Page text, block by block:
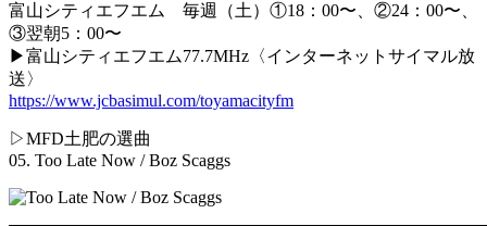
富山シティエフエム 毎週（土）①18：00〜、②24：00〜、
③翌朝5：00〜
▶︎富山シティエフエム77.7MHz〈インターネットサイマル放
送〉
https://www.jcbasimul.com/toyamacityfm
▷MFD土肥の選曲
05. Too Late Now / Boz Scaggs